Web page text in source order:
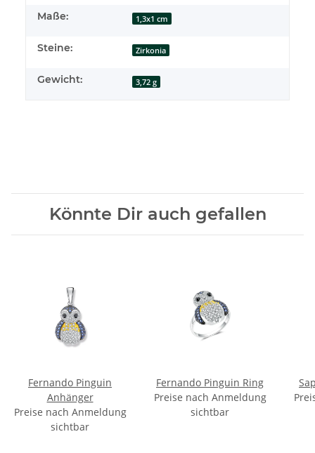
Maße: 1,3x1 cm
Steine: Zirkonia
Gewicht: 3,72 g
Könnte Dir auch gefallen
Fernando Pinguin
Anhänger
Preise nach Anmeldung
sichtbar
Fernando Pinguin Ring
Preise nach Anmeldung
sichtbar